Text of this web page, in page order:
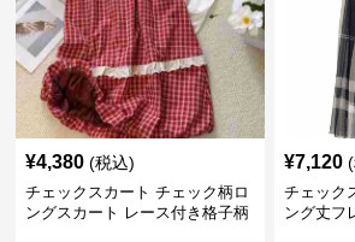
¥4,380 (税込)
チェックスカート チェック柄ロ
ングスカート レース付き格子柄
¥7,120
チェック
ング丈フ